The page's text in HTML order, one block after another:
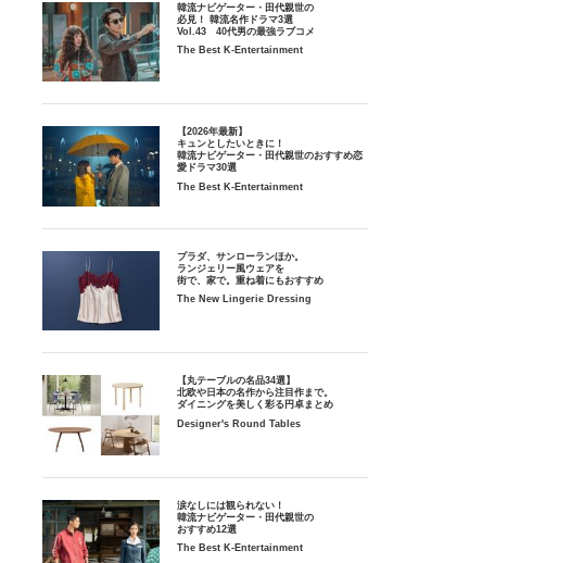
韓流ナビゲーター・田代親世の
必見！ 韓流名作ドラマ3選
Vol.43 40代男の最強ラブコメ
The Best K-Entertainment
【2026年最新】
キュンとしたいときに！
韓流ナビゲーター・田代親世のおすすめ恋
愛ドラマ30選
The Best K-Entertainment
プラダ、サンローランほか。
ランジェリー風ウェアを
街で、家で。重ね着にもおすすめ
The New Lingerie Dressing
【丸テーブルの名品34選】
北欧や日本の名作から注目作まで。
ダイニングを美しく彩る円卓まとめ
Designer's Round Tables
涙なしには観られない！
韓流ナビゲーター・田代親世の
おすすめ12選
The Best K-Entertainment